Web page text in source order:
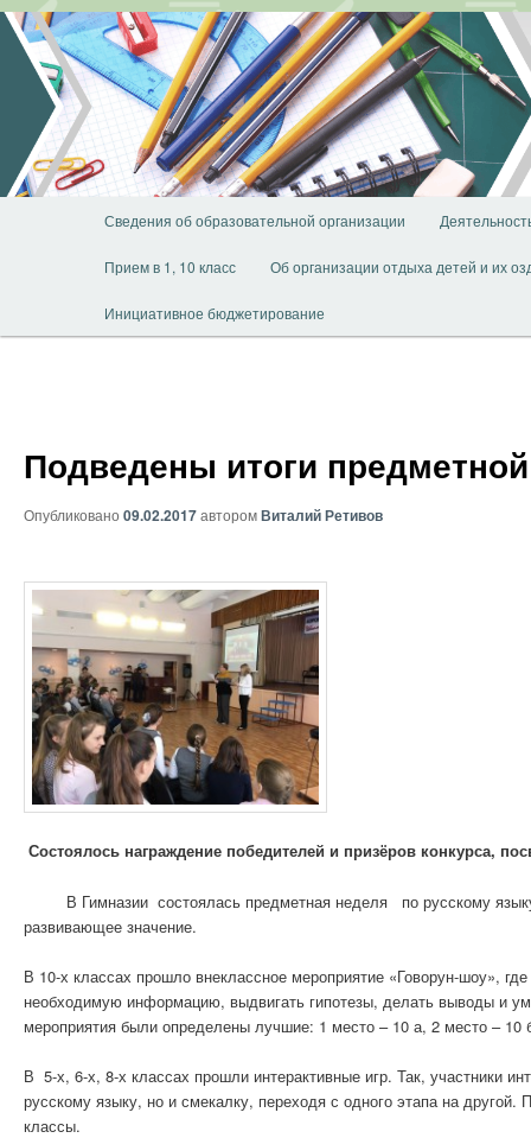
Перейти
основному
содержимому
Сведения об образовательной организации
Прием в 1, 10 класс Об организации отдыха детей и их
Инициативное бюджетирование
Подведены итоги
Опубликовано 09.02.2017авторомВиталий Ретивов
Состоялось награждение победителей и призёров конкурса,
В Гимназии состоялась предметная неделя по русскому
развивающее значение.
В 10-х классах прошло внеклассное мероприятие «Говорун-шоу»,
необходимую информацию, выдвигать гипотезы, делать выводы и
мероприятия были определены лучшие: 1 место – 10 а, 2 место – 10
В 5-х, 6-х, 8-х классах прошли интерактивные игр. Так, участники
русскому языку, но и смекалку, переходя с одного этапа на
классы.